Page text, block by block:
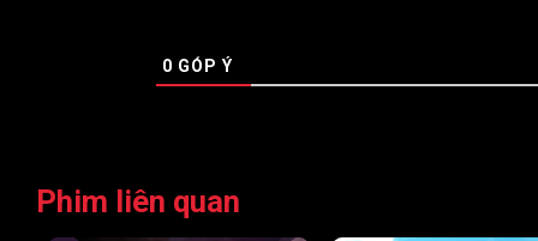
Tập 141
0 GÓP Ý
Phim liên quan